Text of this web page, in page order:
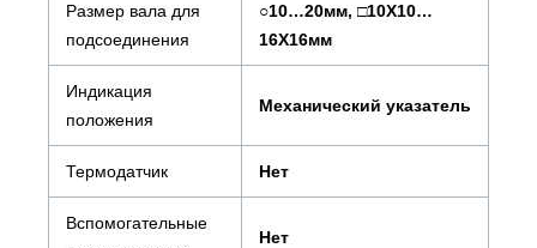
Размер вала для
подсоединения
○10…20мм, □10X10…
16X16мм
Индикация
положения
Механический указатель
Термодатчик Нет
Вспомогательные
Нет